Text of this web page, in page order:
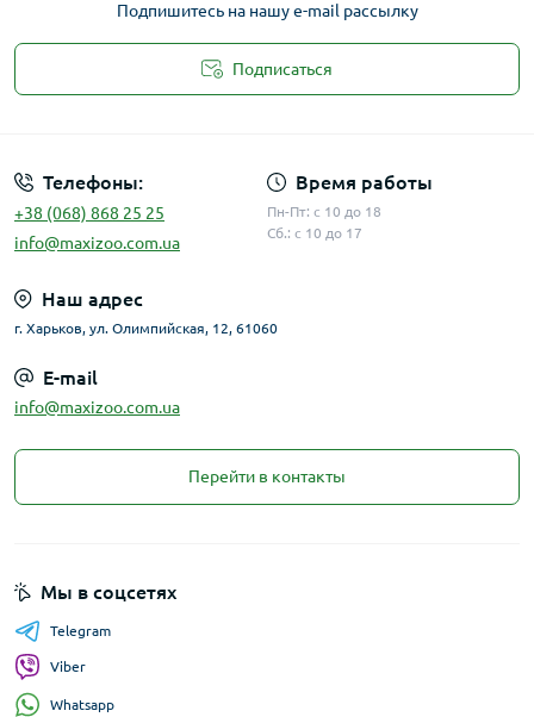
Подпишитесь на нашу e-mail рассылку
Подписаться
Телефоны:
+38 (068) 868 25 25
info@maxizoo.com.ua
Время работы
Пн-Пт: с 10 до 18
Сб.: с 10 до 17
Наш адрес
г. Харьков, ул. Олимпийская, 12, 61060
E-mail
info@maxizoo.com.ua
Перейти в контакты
Мы в соцсетях
Telegram
Viber
Whatsapp